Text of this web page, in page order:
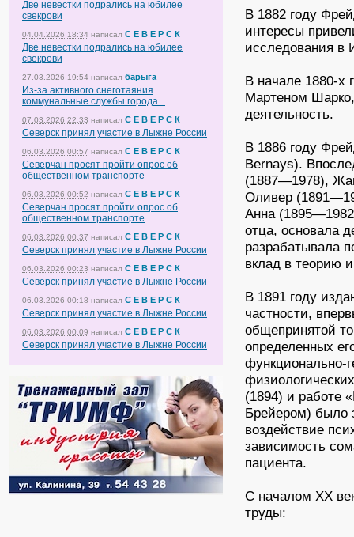
Две невестки подрались на юбилее
свекрови
04.04.2026 18:34 написал С Е В Е Р С К
Две невестки подрались на юбилее
свекрови
27.03.2026 19:54 написал барыга
Из-за активного снеготаяния
коммунальные службы города...
07.03.2026 22:33 написал С Е В Е Р С К
Северск принял участие в Лыжне России
06.03.2026 00:57 написал С Е В Е Р С К
Северчан просят пройти опрос об
общественном транспорте
06.03.2026 00:52 написал С Е В Е Р С К
Северчан просят пройти опрос об
общественном транспорте
06.03.2026 00:37 написал С Е В Е Р С К
Северск принял участие в Лыжне России
06.03.2026 00:23 написал С Е В Е Р С К
Северск принял участие в Лыжне России
06.03.2026 00:18 написал С Е В Е Р С К
Северск принял участие в Лыжне России
06.03.2026 00:09 написал С Е В Е Р С К
Северск принял участие в Лыжне России
В 1882 году
интересы
исследования в
В начале 1880-х
Мартеном
деятельность.
В 1886 году
Bernays).
(1887—1978),
Оливер
Анна
отца, основала
разрабатывала
вклад в теорию
В 1891 году
частности,
общепринятой
определенных
функционально-
(1894) и работе
Брейером) было
воздействие
зависимость
пациента.
С началом XX
труды: